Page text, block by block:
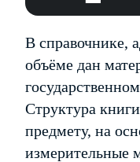
В справочнике,
объёме дан
Структура
предмету, на